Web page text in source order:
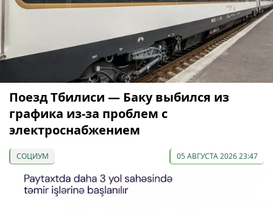
Поезд Тбилиси — Баку выбился из
графика из-за проблем с
электроснабжением
СОЦИУМ 05 АВГУСТА 2026 23:47